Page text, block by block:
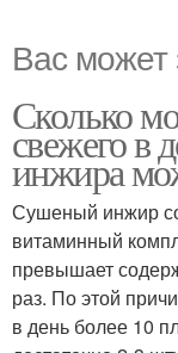
Вас может
Сколько
свежего в
инжира
Сушеный инжир
витаминный
превышает
раз. По этой
в день более 10